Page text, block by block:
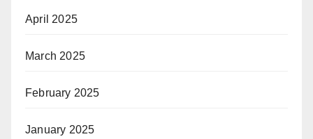
April 2025
March 2025
February 2025
January 2025